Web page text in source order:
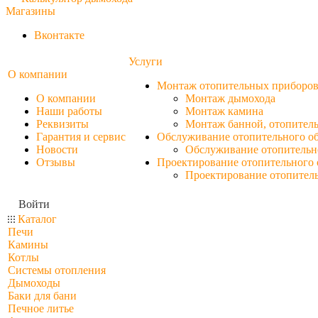
Магазины
Вконтакте
О компании
О компании
Наши работы
Реквизиты
Гарантия и сервис
Новости
Отзывы
Услуги
Монтаж отопительных приборов
Монтаж дымохода
Монтаж камина
Монтаж банной,
Обслуживание отопительного
Обслуживание
Проектирование отопительного
Проектирование
Войти
Каталог
Печи
Камины
Котлы
Системы отопления
Дымоходы
Баки для бани
Печное литье